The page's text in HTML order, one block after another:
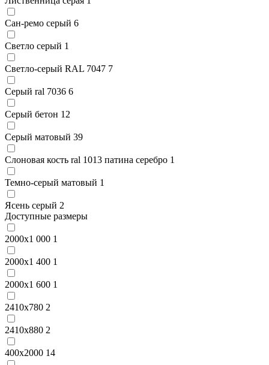
Сан-ремо серый 6
Светло серый 1
Светло-серый RAL 7047 7
Серый ral 7036 6
Серый бетон 12
Серый матовый 39
Слоновая кость ral 1013 патина серебро 1
Темно-серый матовый 1
Ясень серый 2
Доступные размеры
2000x1 000 1
2000x1 400 1
2000x1 600 1
2410x780 2
2410x880 2
400x2000 14